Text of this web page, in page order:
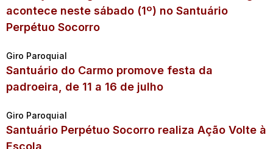
acontece neste sábado (1º) no Santuário
Perpétuo Socorro
Giro Paroquial
Santuário do Carmo promove festa da
padroeira, de 11 a 16 de julho
Giro Paroquial
Santuário Perpétuo Socorro realiza Ação Volte à
Escola